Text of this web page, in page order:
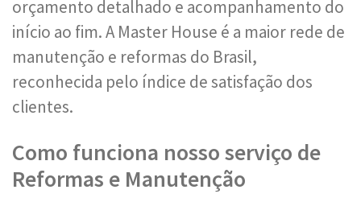
orçamento detalhado e acompanhamento do
início ao fim. A Master House é a maior rede de
manutenção e reformas do Brasil,
reconhecida pelo índice de satisfação dos
clientes.
Como funciona nosso serviço de
Reformas e Manutenção